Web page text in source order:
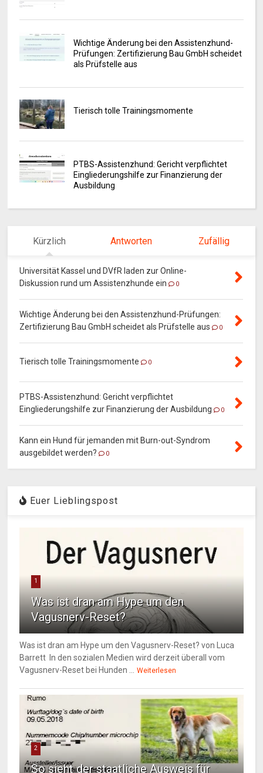
Wichtige Änderung bei den Assistenzhund-
Prüfungen: Zertifizierung Bau GmbH scheidet
als Prüfstelle aus
Tierisch tolle Trainingsmomente
PTBS-Assistenzhund: Gericht verpflichtet
Eingliederungshilfe zur Finanzierung der
Ausbildung
Kürzlich Antworten Zufällig
Universität Kassel und DVfR laden zur Online-
Diskussion rund um Assistenzhunde ein
0
Wichtige Änderung bei den Assistenzhund-Prüfungen:
Zertifizierung Bau GmbH scheidet als Prüfstelle aus
0
Tierisch tolle Trainingsmomente 0
PTBS-Assistenzhund: Gericht verpflichtet
Eingliederungshilfe zur Finanzierung der Ausbildung
0
Kann ein Hund für jemanden mit Burn-out-Syndrom
ausgebildet werden?
0
Euer Lieblingspost
1
Was ist dran am Hype um den
Vagusnerv-Reset?
Was ist dran am Hype um den Vagusnerv-Reset? von Luca
Barrett In den sozialen Medien wird derzeit überall vom
Vagusnerv-Reset bei Hunden ... Weiterlesen
2
So sieht der staatliche Ausweis für